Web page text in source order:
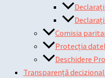
Comisia
Protecția
Deschidere
Transparență